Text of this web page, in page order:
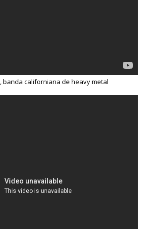
, banda californiana de heavy metal